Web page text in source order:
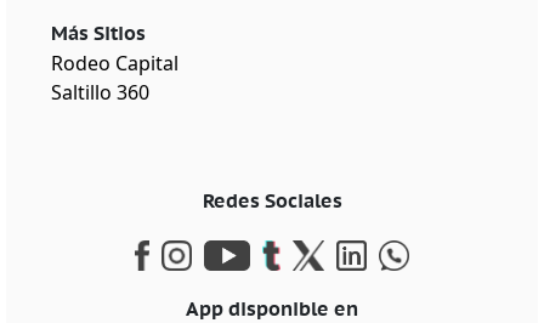
Más Sitios
Rodeo Capital
Saltillo 360
Redes Sociales
App disponible en